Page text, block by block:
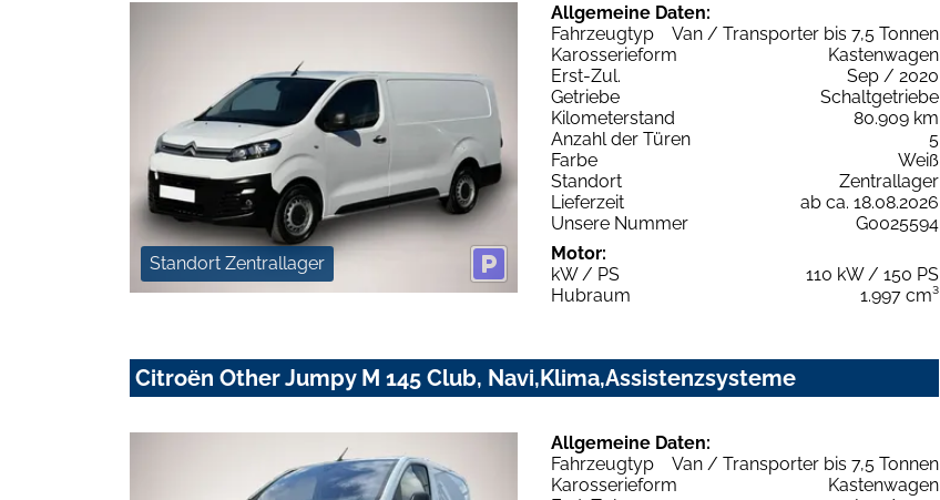
Standort Zentrallager
Allgemeine Daten:
Fahrzeugtyp
Van / Transporter bis 7,5 Tonnen
Karosserieform
Kastenwagen
Erst-Zul.
Sep / 2020
Getriebe
Schaltgetriebe
Kilometerstand
80.909 km
Anzahl der Türen
5
Farbe
Weiß
Standort
Zentrallager
Lieferzeit
ab ca. 18.08.2026
Unsere Nummer
G0025594
Motor:
kW / PS
110 kW / 150 PS
Hubraum
1.997 cm³
Citroën Other Jumpy M 145 Club, Navi,Klima,Assistenzsysteme
Allgemeine Daten:
Fahrzeugtyp
Van / Transporter bis 7,5 Tonnen
Karosserieform
Kastenwagen